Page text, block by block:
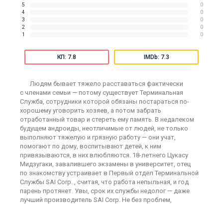
5
0
4
0
3
0
2
0
1
0
КП: 7.8 IMDb: 7.3
Людям бывает тяжело расставаться фактически
с членами семьи — потому существует Терминальная
Служба, сотрудники которой обязаны постараться по-
хорошему уговорить хозяев, а потом забрать
отработанный товар и стереть ему память. В недалеком
будущем андроиды, неотличимые от людей, не только
выполняют тяжелую и грязную работу — они учат,
помогают по дому, воспитывают детей, к ним
привязываются, в них влюбляются. 18-летнего Цукасу
Мидзугаки, завалившего экзамены в университет, отец
по знакомству устраивает в Первый отдел Терминальной
Службы SAI Corp. , считая, что работа непыльная, и год
парень протянет. Увы, срок их службы недолог — даже
лучший производитель SAI Corp. Не без проблем,